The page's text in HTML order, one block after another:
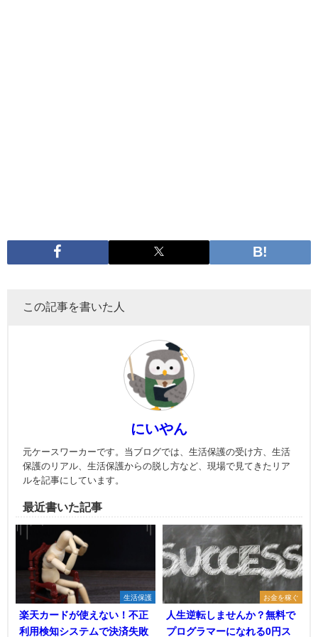
この記事を書いた人
にいやん
元ケースワーカーです。当ブログでは、生活保護の受け方、生活
保護のリアル、生活保護からの脱し方など、現場で見てきたリア
ルを記事にしています。
最近書いた記事
生活保護
楽天カードが使えない！不正
利用検知システムで決済失敗
お金を稼ぐ
人生逆転しませんか？無料で
プログラマーになれる0円ス